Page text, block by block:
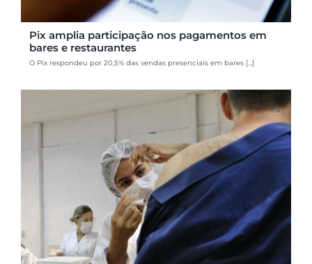
Pix amplia participação nos pagamentos em
bares e restaurantes
O Pix respondeu por 20,5% das vendas presenciais em bares [...]